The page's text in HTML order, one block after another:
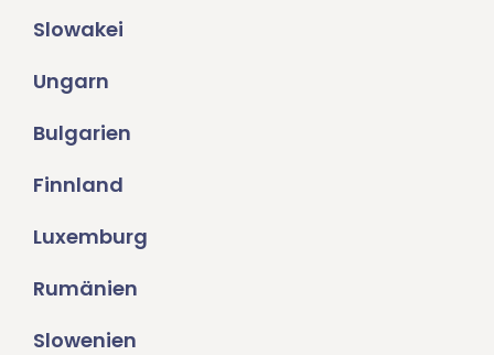
Slowakei
Ungarn
Bulgarien
Finnland
Luxemburg
Rumänien
Slowenien